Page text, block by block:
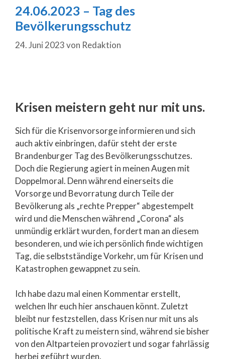
24.06.2023 – Tag des
Bevölkerungsschutz
24. Juni 2023von Redaktion
Krisen meistern geht nur mit uns.
Sich für die Krisenvorsorge informieren und sich
auch aktiv einbringen, dafür steht der erste
Brandenburger Tag des Bevölkerungsschutzes.
Doch die Regierung agiert in meinen Augen mit
Doppelmoral. Denn während einerseits die
Vorsorge und Bevorratung durch Teile der
Bevölkerung als „rechte Prepper“ abgestempelt
wird und die Menschen während „Corona“ als
unmündig erklärt wurden, fordert man an diesem
besonderen, und wie ich persönlich finde wichtigen
Tag, die selbstständige Vorkehr, um für Krisen und
Katastrophen gewappnet zu sein.
Ich habe dazu mal einen Kommentar erstellt,
welchen Ihr euch hier anschauen könnt. Zuletzt
bleibt nur festzstellen, dass Krisen nur mit uns als
politische Kraft zu meistern sind, während sie bisher
von den Altparteien provoziert und sogar fahrlässig
herbei geführt wurden.